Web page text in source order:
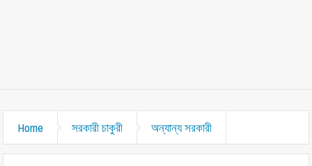
Home সরকারী চাকুরী অন্যান্য সরকারী